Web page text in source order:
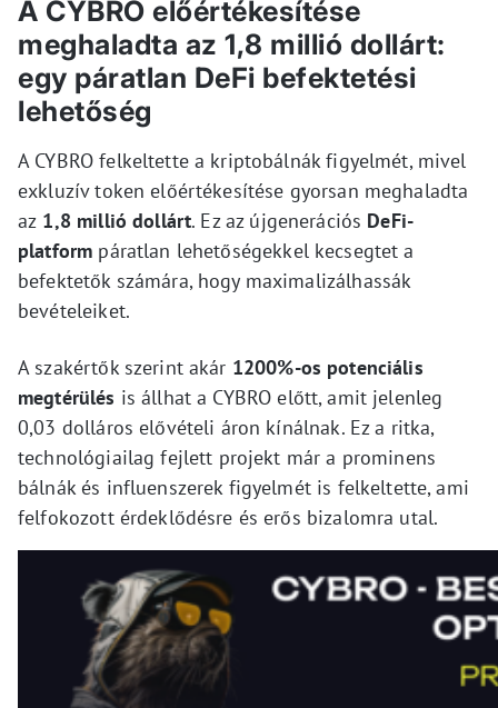
A CYBRO előértékesítése
meghaladta az 1,8 millió dollárt:
egy páratlan DeFi befektetési
lehetőség
A CYBRO felkeltette a kriptobálnák figyelmét, mivel
exkluzív token előértékesítése gyorsan meghaladta
az 1,8 millió dollárt. Ez az újgenerációs DeFi-
platform páratlan lehetőségekkel kecsegtet a
befektetők számára, hogy maximalizálhassák
bevételeiket.
A szakértők szerint akár 1200%-os potenciális
megtérülés is állhat a CYBRO előtt, amit jelenleg
0,03 dolláros elővételi áron kínálnak. Ez a ritka,
technológiailag fejlett projekt már a prominens
bálnák és influenszerek figyelmét is felkeltette, ami
felfokozott érdeklődésre és erős bizalomra utal.